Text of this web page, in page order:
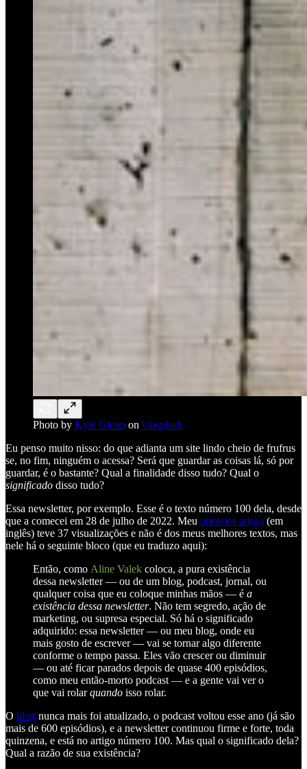
Photo by Kyle Glenn on Unsplash
Eu penso muito nisso: do que adianta um site lindo cheio de frufrus
se, no fim, ninguém o acessa? Será que guardar as coisas lá, só por
guardar, é o bastante? Qual a finalidade disso tudo? Qual o
significado disso tudo?
Essa newsletter, por exemplo. Esse é o texto número 100 dela, desde
que a comecei em 28 de julho de 2022. Meu primeiro artigo (em
inglês) teve 37 visualizações e não é dos meus melhores textos, mas
nele há o seguinte bloco (que eu traduzo aqui):
Então, como Aline Valek coloca, a pura existência
dessa newsletter — ou de um blog, podcast, jornal, ou
qualquer coisa que eu coloque minhas mãos — é a
existência dessa newsletter. Não tem segredo, ação de
marketing, ou supresa especial. Só há o significado
adquirido: essa newsletter — ou meu blog, onde eu
mais gosto de escrever — vai se tornar algo diferente
conforme o tempo passa. Eles vão crescer ou diminuir
— ou até ficar parados depois de quase 400 episódios,
como meu então-morto podcast — e a gente vai ver o
que vai rolarquando isso rolar.
O blog nunca mais foi atualizado, o podcast voltou esse ano (já são
mais de 600 episódios), e a newsletter continuou firme e forte, toda
quinzena, e está no artigo número 100. Mas qual o significado dela?
Qual a razão de sua existência?